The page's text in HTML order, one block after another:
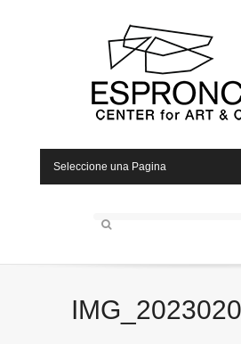
Seleccione una Pagina